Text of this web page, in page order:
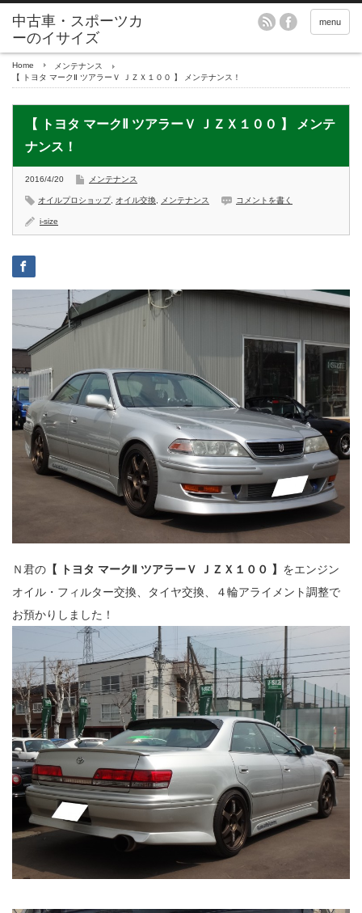
menu
Home
メンテナンス
【 トヨタ マークⅡ ツアラーＶ ＪＺＸ１００ 】 メンテナンス！
【 トヨタ マークⅡ ツアラーＶ ＪＺＸ１００ 】 メンテ
ナンス！
2016/4/20 メンテナンス
オイルプロショップ, オイル交換 メンテナンス コメントを書く
i-size
Ｎ君の 【 トヨタ マークⅡ ツアラーＶ ＪＺＸ１００ 】 をエンジン
オイル・フィルター交換、タイヤ交換、４輪アライメント調整で
お預かりしました！